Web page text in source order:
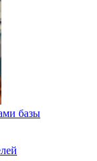
базы